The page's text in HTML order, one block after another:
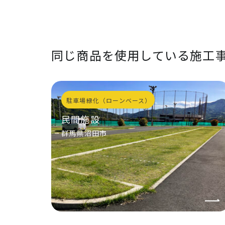
同じ商品を使用している施工
駐車場緑化（ローンベース）
民間施設
群馬県沼田市